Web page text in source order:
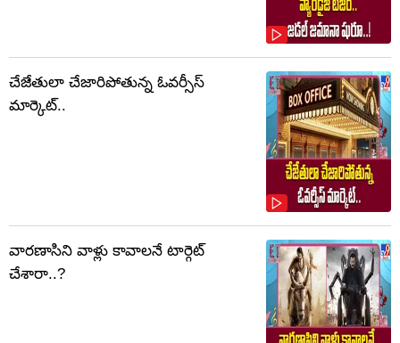
చేజేతులా చేజారిపోతున్న ఓవర్సీస్
మార్కెట్..
వారణాసిని వాళ్లు కావాలనే టార్గెట్
చేశారా..?